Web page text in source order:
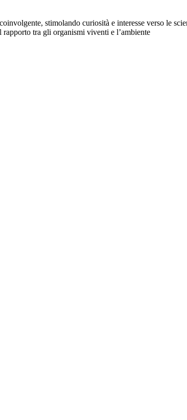
stimolando curiosità e interesse verso le
tra gli organismi viventi e l’ambiente